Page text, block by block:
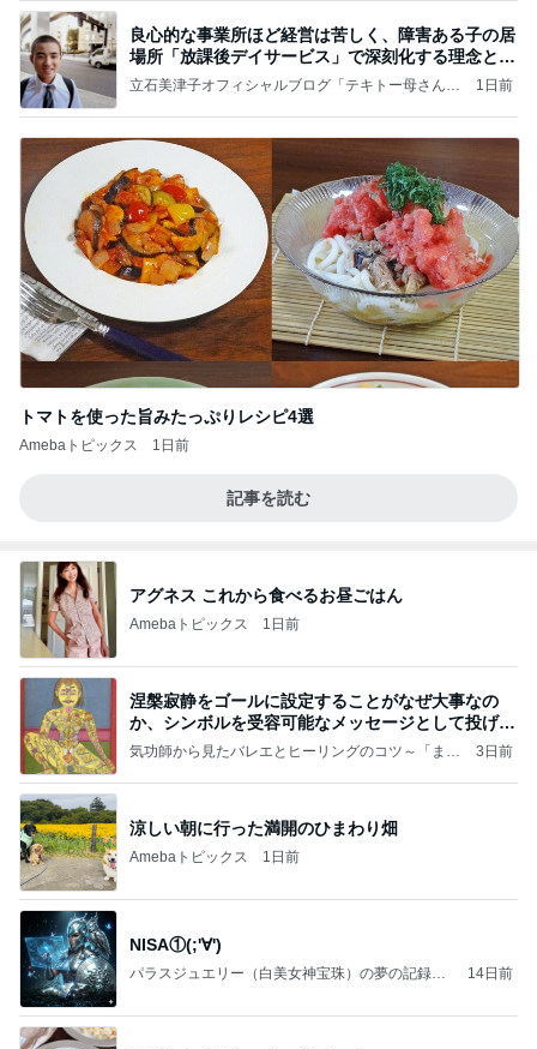
良心的な事業所ほど経営は苦しく、障害ある子の居
場所「放課後デイサービス」で深刻化する理念と現
実の
立石美津子オフィシャルブログ「テキトー母さんの
1日前
トマトを使った旨みたっぷりレシピ4選
Amebaトピックス 1日前
記事を読む
アグネス これから食べるお昼ごはん
Amebaトピックス 1日前
涅槃寂静をゴールに設定することがなぜ大事なの
か、シンボルを受容可能なメッセージとして投げる
ことが
気功師から見たバレエとヒーリングのコツ～「まと
3日前
涼しい朝に行った満開のひまわり畑
Amebaトピックス 1日前
NISA①(;'∀')
パラスジュエリー（白美女神宝珠）の夢の記録
14日前